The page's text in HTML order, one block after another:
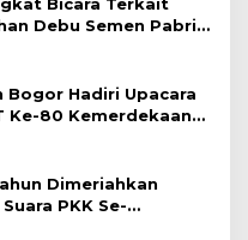
Debu Semen Pabrik
Bogor Hadiri Upacara
Ke-80 Kemerdekaan
Beriman
Dimeriahkan
PKK Se-